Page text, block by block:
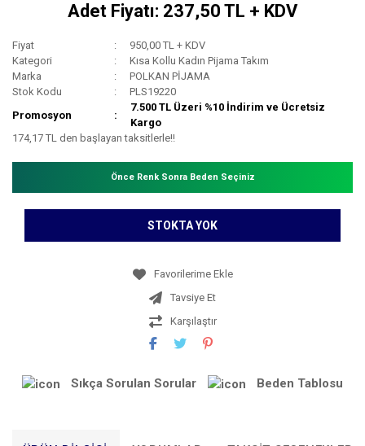
Adet Fiyatı: 237,50 TL + KDV
Fiyat
950,00 TL + KDV
Kategori
Kısa Kollu Kadın Pijama Takım
Marka
POLKAN PİJAMA
Stok Kodu
PLS19220
Promosyon
7.500 TL Üzeri %10 İndirim ve Ücretsiz
Kargo
174,17 TL den başlayan taksitlerle!!
Önce Renk Sonra Beden Seçiniz
STOKTA YOK
Tavsiye Et
Karşılaştır
Sıkça Sorulan Sorular Beden Tablosu